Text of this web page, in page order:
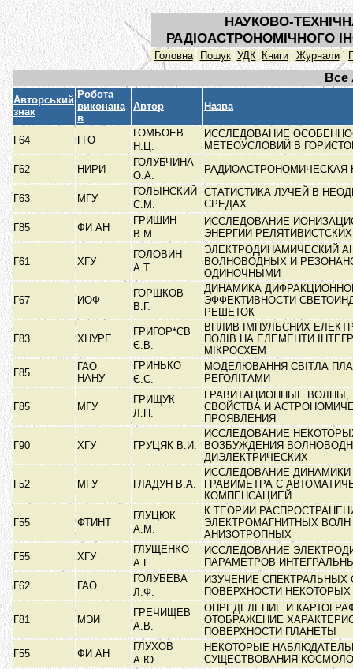
НАУКОВО-
РАДІОАСТРОНОМІЧНОГО
Головна Пошук УДК Книги Журнали
Все
Авторський
знак
Робота
виконана
в
Автор Назва
Г64 ГГО
ГОМБОЕВ
Н.Ц.
ИССЛЕДОВАНИЕ
МЕТЕОУСЛОВИЙ В
Г62
НИРИ
ГОЛУБЧИНА
О.А.
Г63 МГУ
ГОЛЫНСКИЙ
С.М.
СТАТИСТИКА ЛУЧЕЙ В
СРЕДАХ
Г85
ФИ АН
ГРИШИН
В.М.
ИССЛЕДОВАНИЕ
ЭНЕРГИИ
Г61 ХГУ
ГОЛОВИН
А.Т.
ЭЛЕКТРОДИНАМИЧЕСКИЙ
ВОЛНОВОДНЫХ И
ОДИНОЧНЫМИ
Г67 ИОФ
ГОРШКОВ
В.Г.
ДИНАМИКА
ЭФФЕКТИВНОСТИ
РЕШЕТОК
Г83 ХНУРЕ
ГРИГОР*ЄВ
Є.В.
ВПЛИВ ІМПУЛЬСНИХ
ПОЛІВ НА ЕЛЕМЕНТИ
МІКРОСХЕМ
Г85
ГАО
НАНУ
ГРИНЬКО
Є.С.
МОДЕЛЮВАННЯ СВІТЛА
РЕГОЛІТАМИ
Г85 МГУ
ГРИЩУК
Л.П.
ГРАВИТАЦИОННЫЕ ВОЛНЫ,
СВОЙСТВА И
ПРОЯВЛЕНИЯ
Г90 ХГУ ГРУЦЯК В.И.
ИССЛЕДОВАНИЕ
ВОЗБУЖДЕНИЯ
ДИЭЛЕКТРИЧЕСКИХ
Г52 МГУ ГЛАДУН В.А.
ИССЛЕДОВАНИЕ
ГРАВИМЕТРА С
КОМПЕНСАЦИЕЙ
Г55 ФТИНТ
ГЛУЦЮК
А.М.
К ТЕОРИИ
ЭЛЕКТРОМАГНИТНЫХ ВОЛН
АНИЗОТРОПНЫХ
Г55
ХГУ
ГЛУЩЕНКО
А.Г.
ИССЛЕДОВАНИЕ
ПАРАМЕТРОВ
Г62
ГАО
ГОЛУБЕВА
Л.Ф.
ИЗУЧЕНИЕ СПЕКТРАЛЬНЫХ
ПОВЕРХНОСТИ
Г81 МЭИ
ГРЕЧИЩЕВ
А.В.
ОПРЕДЕЛЕНИЕ И
ОТОБРАЖЕНИЕ
ПОВЕРХНОСТИ ПЛАНЕТЫ
Г55
ФИ АН
ГЛУХОВ
А.Ю.
НЕКОТОРЫЕ
СУЩЕСТВОВАНИЯ